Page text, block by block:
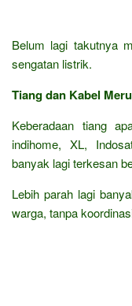
Belum lagi takutnya
sengatan listrik.
Tiang dan Kabel
Keberadaan tiang
indihome, XL,
banyak lagi terkesan
Lebih parah lagi
warga, tanpa